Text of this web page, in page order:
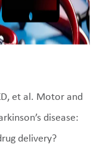
et al. Motor and
disease:
delivery?